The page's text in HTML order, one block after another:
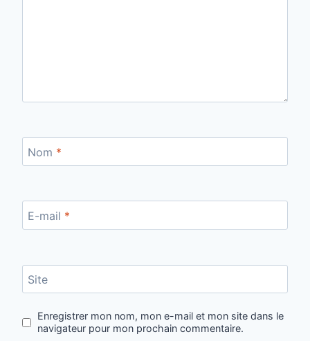
Nom *
E-mail *
Site
Enregistrer mon nom, mon e-mail et mon site dans le
navigateur pour mon prochain commentaire.